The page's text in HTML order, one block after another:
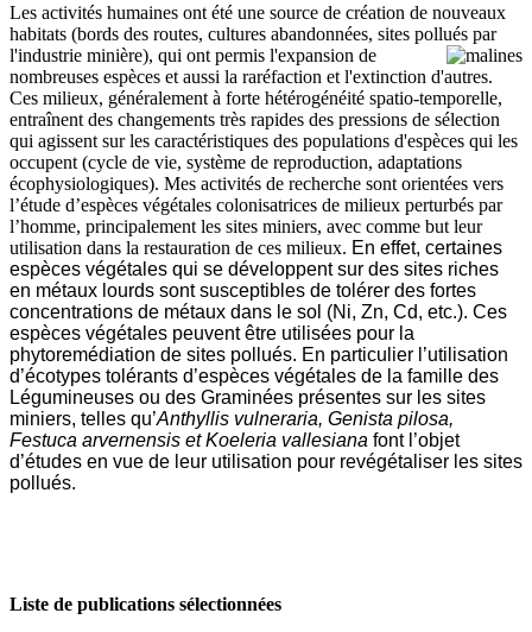
Les activités humaines ont été une source de création de nouveaux
habitats (bords des routes, cultures abandonnées, sites pollués par
l'industrie minière), qui ont permis l'expansion de
nombreuses espèces et aussi la raréfaction et l'extinction d'autres.
Ces milieux, généralement à forte hétérogénéité spatio-temporelle,
entraînent des changements très rapides des pressions de sélection
qui agissent sur les caractéristiques des populations d'espèces qui les
occupent (cycle de vie, système de reproduction, adaptations
écophysiologiques). Mes activités de recherche sont orientées vers
l’étude d’espèces végétales colonisatrices de milieux perturbés par
l’homme, principalement les sites miniers, avec comme but leur
utilisation dans la restauration de ces milieux. En effet, certaines
espèces végétales qui se développent sur des sites riches
en métaux lourds sont susceptibles de tolérer des fortes
concentrations de métaux dans le sol (Ni, Zn, Cd, etc.). Ces
espèces végétales peuvent être utilisées pour la
phytoremédiation de sites pollués. En particulier l’utilisation
d’écotypes tolérants d’espèces végétales de la famille des
Légumineuses ou des Graminées présentes sur les sites
miniers, telles qu’Anthyllis vulneraria, Genista pilosa,
Festuca arvernensis et Koeleria vallesiana font l’objet
d’études en vue de leur utilisation pour revégétaliser les sites
pollués.
Liste de publications sélectionnées